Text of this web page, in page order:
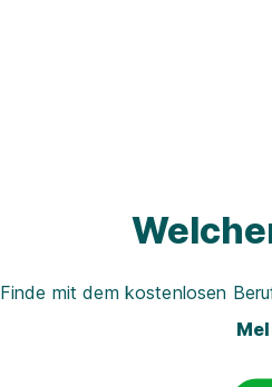
Finde mit dem kostenlosen